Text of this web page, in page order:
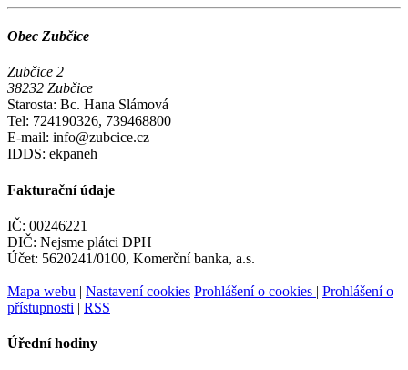
Obec Zubčice
Zubčice 2
38232 Zubčice
Starosta: Bc. Hana Slámová
Tel: 724190326, 739468800
E-mail: info@zubcice.cz
IDDS: ekpaneh
Fakturační údaje
IČ: 00246221
DIČ: Nejsme plátci DPH
Účet: 5620241/0100, Komerční banka, a.s.
Mapa webu | Nastavení cookies Prohlášení o cookies | Prohlášení o
přístupnosti | RSS
Úřední hodiny